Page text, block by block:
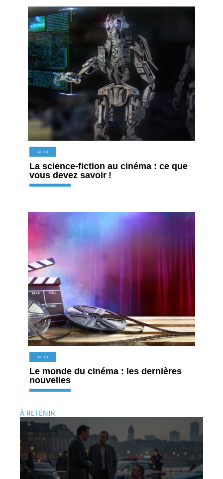
ACTU
La science-fiction au cinéma : ce que
vous devez savoir !
ACTU
Le monde du cinéma : les dernières
nouvelles
À RETENIR